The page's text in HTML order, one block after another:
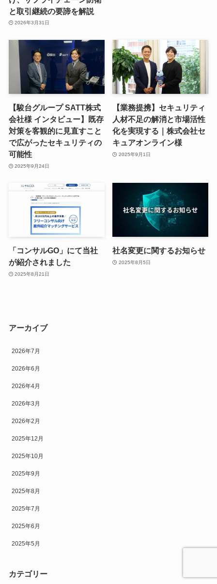
と取引継続の要諦を解説
2026年3月31日
【駿台グループ SATT株式
会社様 インタビュー】既存
対策を客観的に見直すこと
で広がったセキュリティの
可能性
2025年9月24日
【業務提携】セキュリティ
人材不足の解消と市場活性
化を実現する｜株式会社セ
キュアオンライン様
2025年9月1日
「コンサルGO」にて当社
が紹介されました
2025年8月21日
社名変更に関するお知らせ
2025年8月5日
アーカイブ
2026年7月
2026年6月
2026年4月
2026年3月
2026年2月
2025年12月
2025年10月
2025年9月
2025年8月
2025年7月
2025年6月
2025年5月
カテゴリー